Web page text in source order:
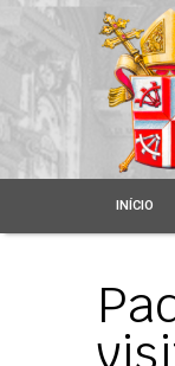
INÍCIO